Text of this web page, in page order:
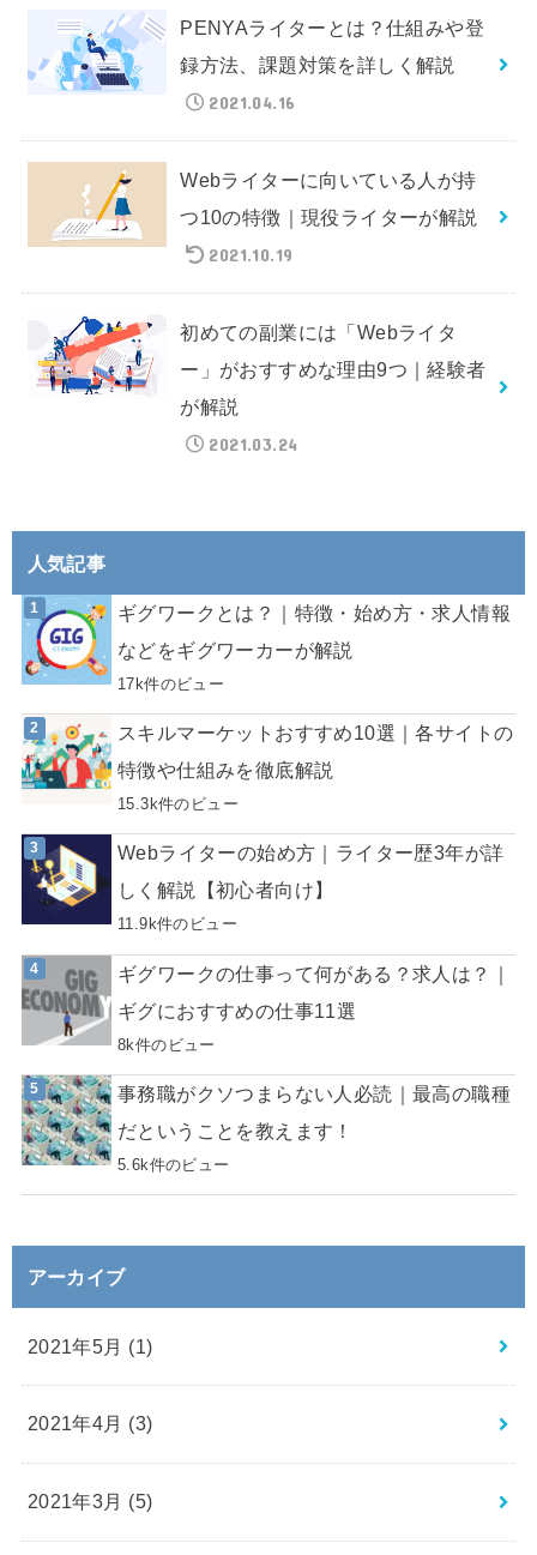
PENYAライターとは？仕組みや登
録方法、課題対策を詳しく解説
2021.04.16
Webライターに向いている人が持
つ10の特徴｜現役ライターが解説
2021.10.19
初めての副業には「Webライタ
ー」がおすすめな理由9つ｜経験者
が解説
2021.03.24
人気記事
ギグワークとは？｜特徴・始め方・求人情報
などをギグワーカーが解説
17k件のビュー
スキルマーケットおすすめ10選｜各サイトの
特徴や仕組みを徹底解説
15.3k件のビュー
Webライターの始め方｜ライター歴3年が詳
しく解説【初心者向け】
11.9k件のビュー
ギグワークの仕事って何がある？求人は？｜
ギグにおすすめの仕事11選
8k件のビュー
事務職がクソつまらない人必読｜最高の職種
だということを教えます！
5.6k件のビュー
アーカイブ
2021年5月 (1)
2021年4月 (3)
2021年3月 (5)